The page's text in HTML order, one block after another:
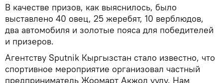
В качестве призов, как выяснилось, было
выставлено 40 овец, 25 жеребят, 10 верблюдов,
два автомобиля и золотые пояса для победителей
и призеров.
Агентству Sputnik Кыргызстан стало известно, что
спортивное мероприятие организовал частный
предприниматель Жоомарт Акжол уулу. Нам